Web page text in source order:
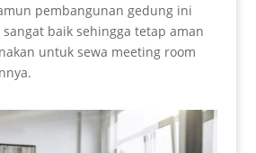
pembangunan gedung ini
baik sehingga tetap aman
untuk sewa meeting room